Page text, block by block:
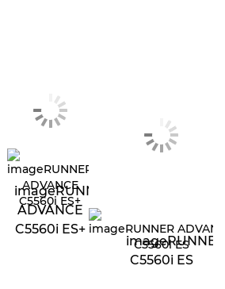
imageRUNNER
ADVANCE
C5560i ES+
C5560i ES